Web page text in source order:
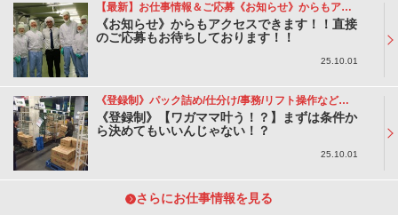
【最新】お仕事情報＆ご応募《お知らせ》からもアクセスできます！！
《お知らせ》からもアクセスできます！！直接
のご応募もお待ちしております！！
25.10.01
《登録制》パック詰め/仕分け/事務/リフト操作など案件多数！
《登録制》【ワガママ叶う！？】まずは条件か
ら決めてもいいんじゃない！？
25.10.01
さらにお仕事情報を見る